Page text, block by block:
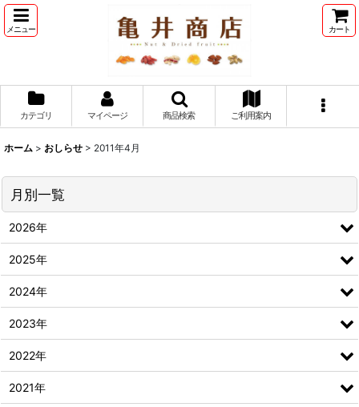
メニュー カート
カテゴリ マイページ 商品検索 ご利用案内
ホーム > おしらせ > 2011年4月
月別一覧
2026年
2025年
2024年
2023年
2022年
2021年